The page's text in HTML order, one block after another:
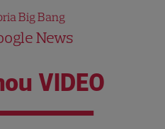
Big Bang
News
VIDEO